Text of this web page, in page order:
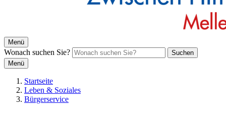
Menü
Wonach suchen Sie?
Suchen
Menü
Startseite
Leben & Soziales
Bürgerservice